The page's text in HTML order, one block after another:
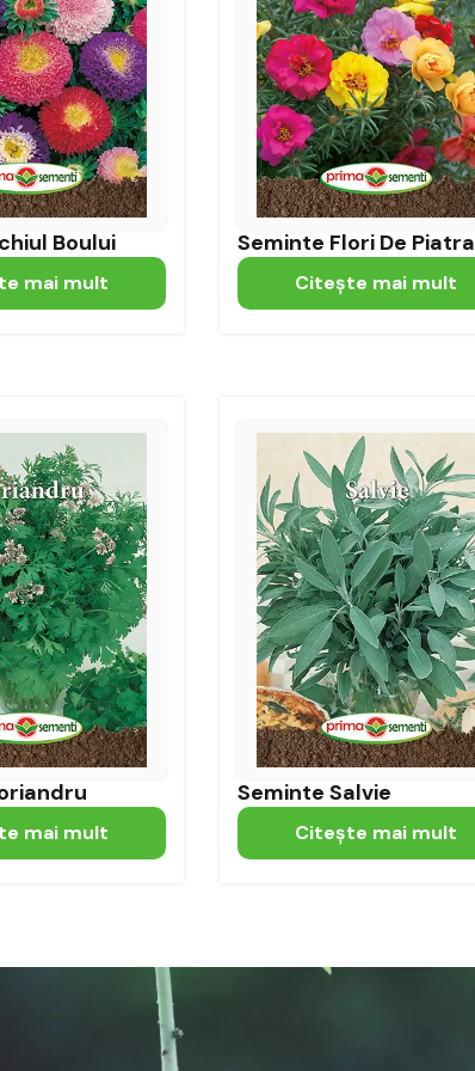
Boului
mai mult
Seminte Flori De Piatra
Citeşte mai mult
mai mult
Seminte Salvie
Citeşte mai mult